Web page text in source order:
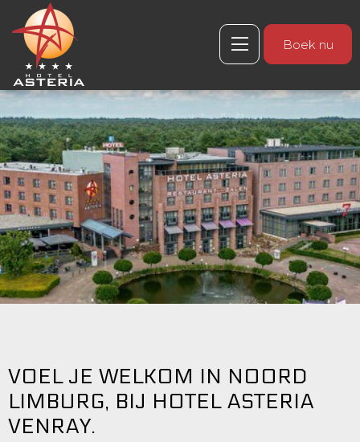
Boek nu
VOEL JE WELKOM IN NOORD
LIMBURG, BIJ HOTEL ASTERIA
VENRAY.